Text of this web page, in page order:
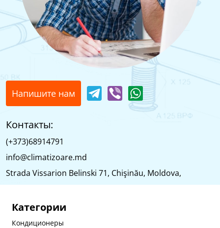
Напишите нам
Контакты:
(+373)68914791
info@climatizoare.md
Strada Vissarion Belinski 71, Chişinău, Moldova,
Категории
Кондиционеры